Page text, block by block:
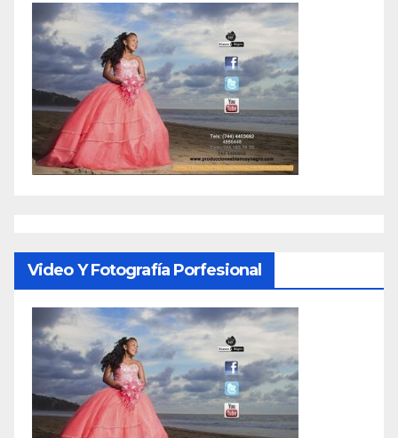
Video Y Fotografía Porfesional